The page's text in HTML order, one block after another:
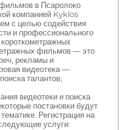
в Псаролоко
компанией Kyklos
с целью содействия
и профессионального
фильмов — это
рекламы и
видеотека —
талантов;
видеотеки и поиска
постановки будут
Регистрация на
услуги: